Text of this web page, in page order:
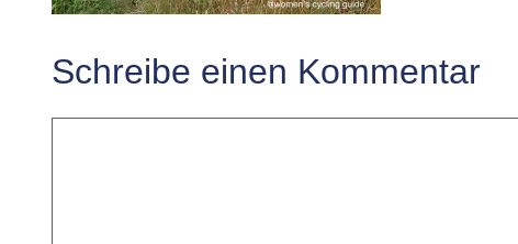
Schreibe einen Kommentar